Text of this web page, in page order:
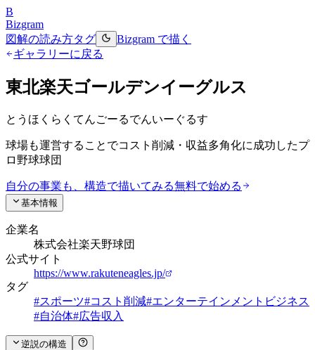
B
Bizgram
図解の読み方タグ
Bizgram で描く
ギャラリーに戻る
東北楽天ゴールデンイーグルス
とうほくらくてんごーるでんいーぐるす
球場も運営することでコスト削減・収益多角化に成功したプ
ロ野球球団
自分の事業も、構造で描いてみる無料で始める
基本情報
企業名
株式会社楽天野球団
公式サイト
https://www.rakuteneagles.jp/
タグ
#スポーツ#コスト削減#エンターテインメントビジネス
#自治体#広告収入
逆説の構造